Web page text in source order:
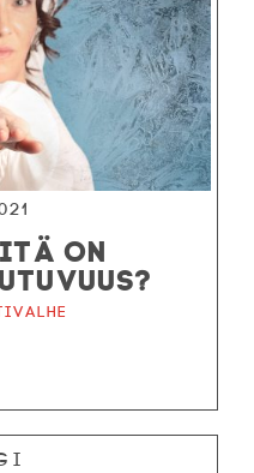
ON